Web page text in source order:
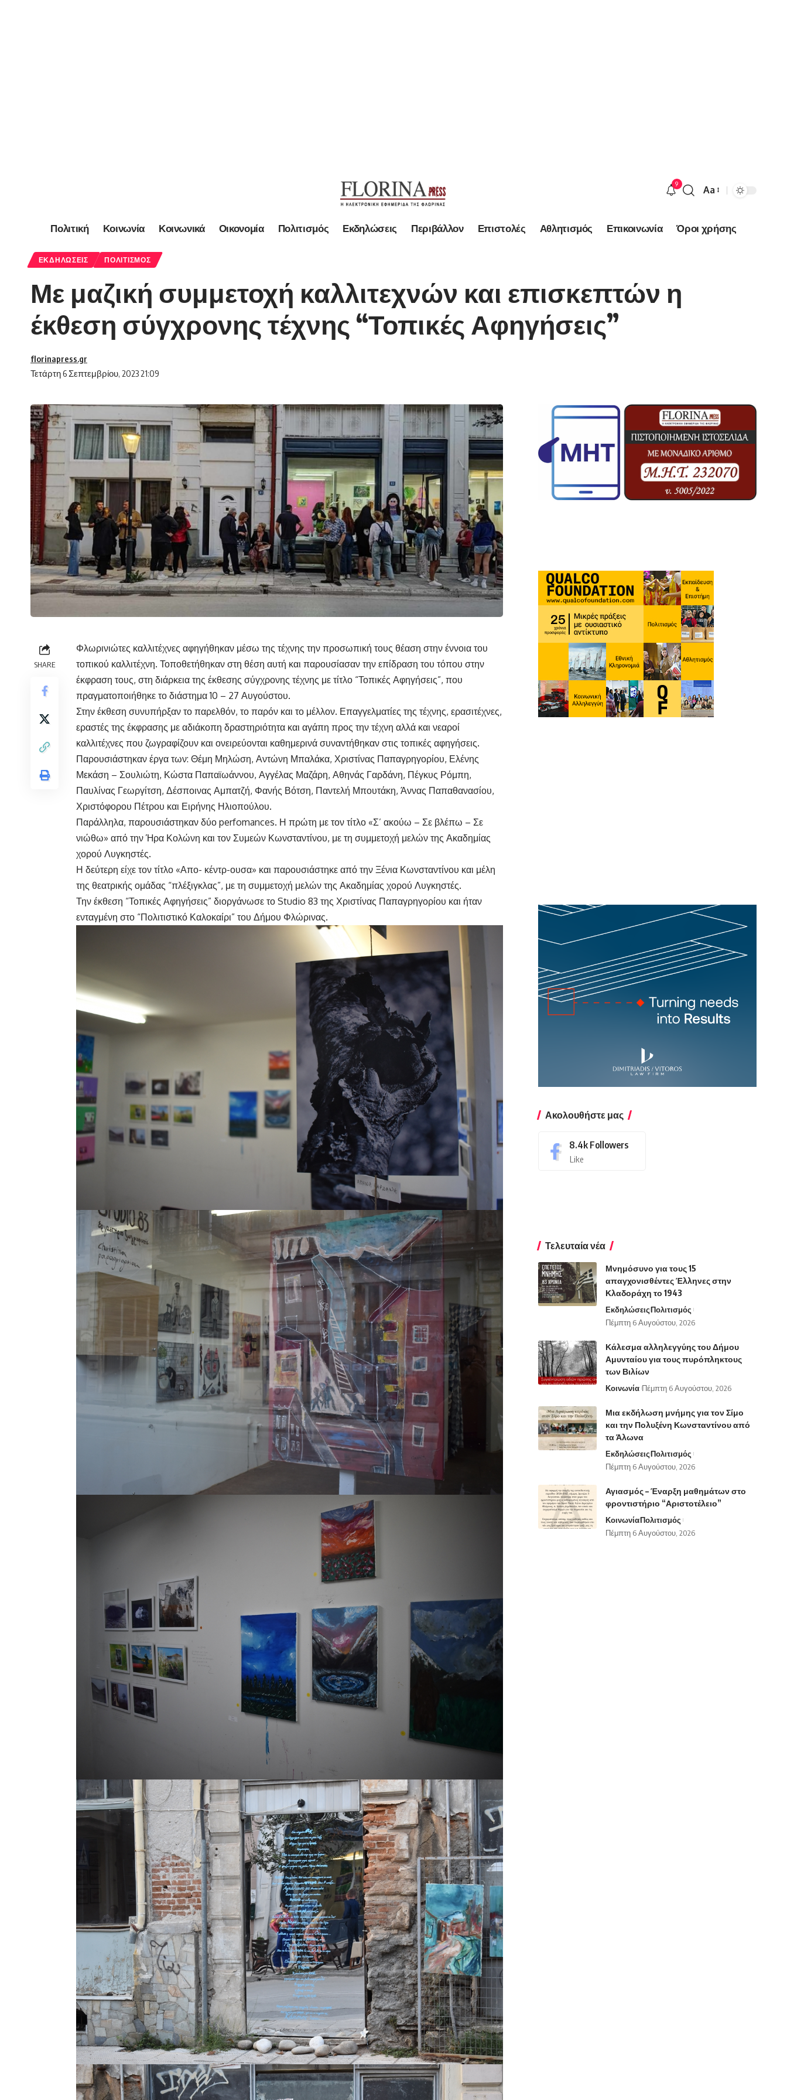
9
Font
Aa
Πολιτική Κοινωνία Κοινωνικά Οικονομία Πολιτισμός Εκδηλώσεις Περιβάλλον Επιστολές Αθλητισμός Επικοινωνία Όροι χρήσης
ΕΚΔΗΛΏΣΕΙΣ ΠΟΛΙΤΙΣΜΌΣ
Με μαζική συμμετοχή καλλιτεχνών και επισκεπτών η
έκθεση σύγχρονης τέχνης “Τοπικές Αφηγήσεις”
Τετάρτη 6 Σεπτεμβρίου, 2023 21:09
florinapress.gr
SHARE
Φλωρινιώτες καλλιτέχνες αφηγήθηκαν μέσω της τέχνης την προσωπική τους θέαση στην έννοια του
τοπικού καλλιτέχνη. Τοποθετήθηκαν στη θέση αυτή και παρουσίασαν την επίδραση του τόπου στην
έκφραση τους, στη διάρκεια της έκθεσης σύγχρονης τέχνης με τίτλο “Τοπικές Αφηγήσεις”, που
πραγματοποιήθηκε το διάστημα 10 – 27 Αυγούστου.
Στην έκθεση συνυπήρξαν το παρελθόν, το παρόν και το μέλλον. Επαγγελματίες της τέχνης, ερασιτέχνες,
εραστές της έκφρασης με αδιάκοπη δραστηριότητα και αγάπη προς την τέχνη αλλά και νεαροί
καλλιτέχνες που ζωγραφίζουν και ονειρεύονται καθημερινά συναντήθηκαν στις τοπικές αφηγήσεις.
Παρουσιάστηκαν έργα των: Θέμη Μηλώση, Αντώνη Μπαλάκα, Χριστίνας Παπαγρηγορίου, Ελένης
Μεκάση – Σουλιώτη, Κώστα Παπαϊωάννου, Αγγέλας Μαζάρη, Αθηνάς Γαρδάνη, Πέγκυς Ρόμπη,
Παυλίνας Γεωργίτση, Δέσποινας Αμπατζή, Φανής Βότση, Παντελή Μπουτάκη, Άννας Παπαθανασίου,
Χριστόφορου Πέτρου και Ειρήνης Ηλιοπούλου.
Παράλληλα, παρουσιάστηκαν δύο perfomances. Η πρώτη με τον τίτλο «Σ’ ακούω – Σε βλέπω – Σε
νιώθω» από την Ήρα Κολώνη και τον Συμεών Κωνσταντίνου, με τη συμμετοχή μελών της Ακαδημίας
χορού Λυγκηστές.
Η δεύτερη είχε τον τίτλο «Απο- κέντρ-ουσα» και παρουσιάστηκε από την Ξένια Κωνσταντίνου και μέλη
της θεατρικής ομάδας “πλέξιγκλας”, με τη συμμετοχή μελών της Ακαδημίας χορού Λυγκηστές.
Την έκθεση “Τοπικές Αφηγήσεις” διοργάνωσε το Studio 83 της Χριστίνας Παπαγρηγορίου και ήταν
ενταγμένη στο “Πολιτιστικό Καλοκαίρι” του Δήμου Φλώρινας.
Ακολουθήστε μας
8.4k Followers
Like
Τελευταία νέα
Μνημόσυνο για τους 15
απαγχονισθέντες Έλληνες στην
Κλαδοράχη το 1943
ΕκδηλώσειςΠολιτισμός
Πέμπτη 6 Αυγούστου, 2026
Κάλεσμα αλληλεγγύης του Δήμου
Αμυνταίου για τους πυρόπληκτους
των Βιλίων
Κοινωνία Πέμπτη 6 Αυγούστου, 2026
Μια εκδήλωση μνήμης για τον Σίμο
και την Πολυξένη Κωνσταντίνου από
τα Άλωνα
ΕκδηλώσειςΠολιτισμός
Πέμπτη 6 Αυγούστου, 2026
Αγιασμός – Έναρξη μαθημάτων στο
φροντιστήριο “Αριστοτέλειο”
ΚοινωνίαΠολιτισμός
Πέμπτη 6 Αυγούστου, 2026